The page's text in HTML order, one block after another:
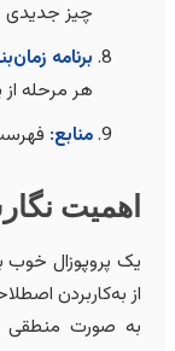
چیز جدیدی به
برنامه زمان‌بندی:
هر مرحله از
منابع:فهرست
پروپوزال خوب باید
به‌کاربردن
صورت منطقی به